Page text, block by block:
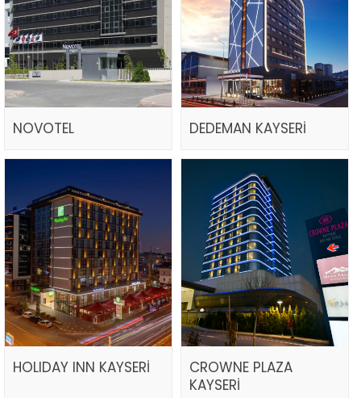
NOVOTEL DEDEMAN KAYSERİ
HOLIDAY INN KAYSERİ
CROWNE PLAZA
KAYSERİ